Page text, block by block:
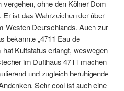
ohne den Kölner Dom
Er ist das Wahrzeichen der über
Westen Deutschlands. Auch zur
bekannte „4711 Eau de
hat Kultstatus erlangt, weswegen
im Dufthaus 4711 machen
und zugleich beruhigende
Sehr cool ist auch eine